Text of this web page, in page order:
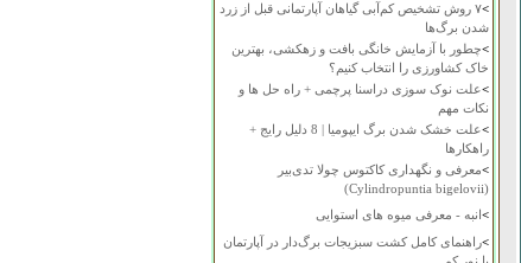
>
۷ روش تشخیص کم‌آبی گیاهان آپارتمانی قبل از زرد
شدن برگ‌ها
>چطور با آزمایش خانگی بافت و زهکشی، بهترین
خاک کشاورزی را انتخاب کنیم؟
>علت نوک سوزی دراسنا پرچمی + راه حل ها و
نکات مهم
>
علت خشک شدن برگ ایپومیا | 8 دلیل رایج +
راهکارها
>معرفی و نگهداری کاکتوس چولا تدی‌بیر
(Cylindropuntia bigelovii)
>انبه - معرفی میوه های استوایی
>راهنمای کامل کشت سبزیجات برگ‌دار در آپارتمان